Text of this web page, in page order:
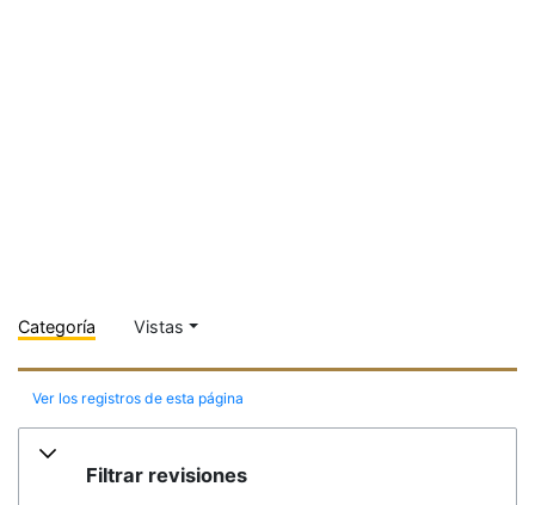
Categoría Vistas
Ver los registros de esta página
Filtrar revisiones